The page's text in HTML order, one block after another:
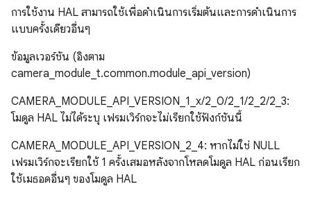
การใช้งาน HAL สามารถใช้เพื่อดำเนินการเริ่มต้นและการดำเนินการ
แบบครั้งเดียวอื่นๆ
ข้อมูลเวอร์ชัน (อิงตาม
camera_module_t.common.module_api_version)
CAMERA_MODULE_API_VERSION_1_x/2_0/2_1/2_2/2_3:
โมดูล HAL ไม่ได้ระบุ เฟรมเวิร์กจะไม่เรียกใช้ฟังก์ชันนี้
CAMERA_MODULE_API_VERSION_2_4: หากไม่ใช่ NULL
เฟรมเวิร์กจะเรียกใช้ 1 ครั้งเสมอหลังจากโหลดโมดูล HAL ก่อนเรียก
ใช้เมธอดอื่นๆ ของโมดูล HAL